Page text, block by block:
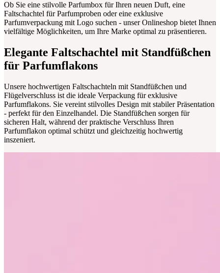
Ob Sie eine stilvolle Parfumbox für Ihren neuen Duft, eine
Faltschachtel für Parfumproben oder eine exklusive
Parfumverpackung mit Logo suchen - unser Onlineshop bietet Ihnen
vielfältige Möglichkeiten, um Ihre Marke optimal zu präsentieren.
Elegante Faltschachtel mit Standfüßchen
für Parfumflakons
Unsere hochwertigen Faltschachteln mit Standfüßchen und
Flügelverschluss ist die ideale Verpackung für exklusive
Parfumflakons. Sie vereint stilvolles Design mit stabiler Präsentation
- perfekt für den Einzelhandel. Die Standfüßchen sorgen für
sicheren Halt, während der praktische Verschluss Ihren
Parfumflakon optimal schützt und gleichzeitig hochwertig
inszeniert.